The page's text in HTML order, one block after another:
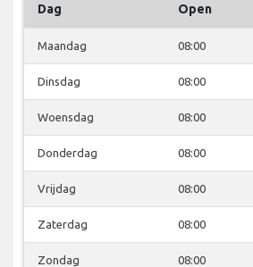
Dag Open
Maandag 08:00
Dinsdag 08:00
Woensdag 08:00
Donderdag 08:00
Vrijdag 08:00
Zaterdag 08:00
Zondag 08:00